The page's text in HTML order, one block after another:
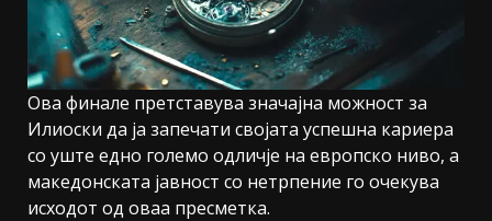
Ова финале претставува значајна можност за
Илиоски да ја запечати својата успешна кариера
со уште едно големо одличје на европско ниво, а
македонската јавност со нетрпение го очекува
исходот од оваа пресметка.